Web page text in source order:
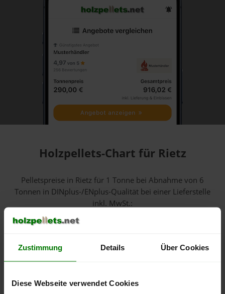
Zustimmung Details Über Cookies
Diese Webseite verwendet Cookies
Holzpellets-Chart für Rietz
Pelletspreise in Rietz für 1 Tonne bei Abnahmevon 6
Tonnen in DINplus-/ENplus-Qualität bei einer Lieferstelle
inkl. MwSt.:
400 €